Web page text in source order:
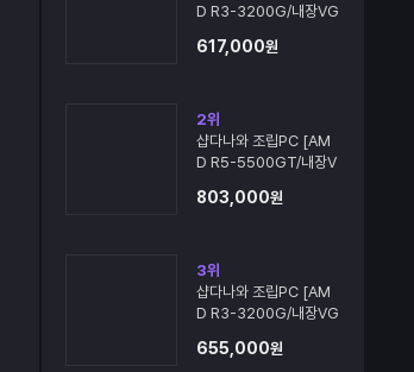
D R3-3200G/내장VG
617,000원
2위
샵다나와 조립PC [AM
D R5-5500GT/내장V
803,000원
3위
샵다나와 조립PC [AM
D R3-3200G/내장VG
655,000원